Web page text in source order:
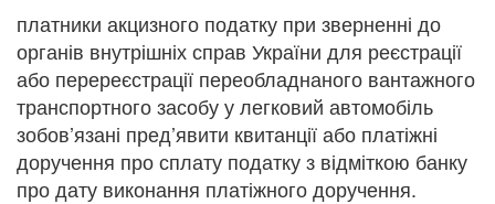
платники акцизного податку при зверненні до
органів внутрішніх справ України для реєстрації
або перереєстрації переобладнаного вантажного
транспортного засобу у легковий автомобіль
зобов’язані пред’явити квитанції або платіжні
доручення про сплату податку з відміткою банку
про дату виконання платіжного доручення.